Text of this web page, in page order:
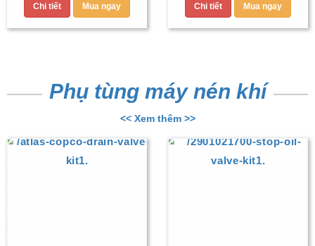
Chi tiết Mua ngay Chi tiết Mua ngay
Phụ tùng máy nén khí
<< Xem thêm >>